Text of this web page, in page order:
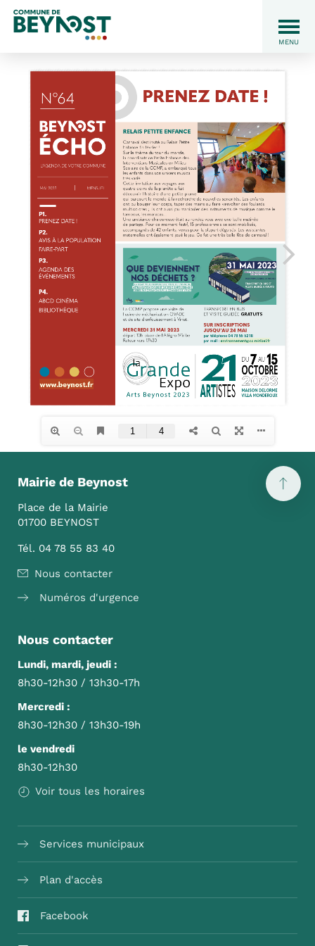
Mairie de Beynost
Place de la Mairie
01700 BEYNOST
Tél. 04 78 55 83 40
Nous contacter
Numéros d'urgence
Nous contacter
Lundi, mardi, jeudi :
8h30-12h30 / 13h30-17h
Mercredi :
8h30-12h30 / 13h30-19h
le vendredi
8h30-12h30
Voir tous les horaires
Services municipaux
Plan d'accès
Facebook